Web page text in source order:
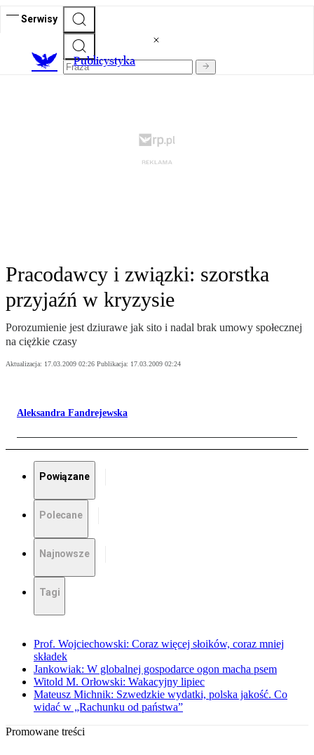
Serwisy
Publicystyka
Pracodawcy i związki: szorstka
przyjaźń w kryzysie
Porozumienie jest dziurawe jak sito i nadal brak umowy społecznej
na ciężkie czasy
Aktualizacja: 17.03.2009 02:26 Publikacja: 17.03.2009 02:24
Aleksandra Fandrejewska
Powiązane
Polecane
Najnowsze
Tagi
Prof. Wojciechowski: Coraz więcej słoików, coraz mniej
składek
Jankowiak: W globalnej gospodarce ogon macha psem
Witold M. Orłowski: Wakacyjny lipiec
Mateusz Michnik: Szwedzkie wydatki, polska jakość. Co
widać w „Rachunku od państwa”
Promowane treści